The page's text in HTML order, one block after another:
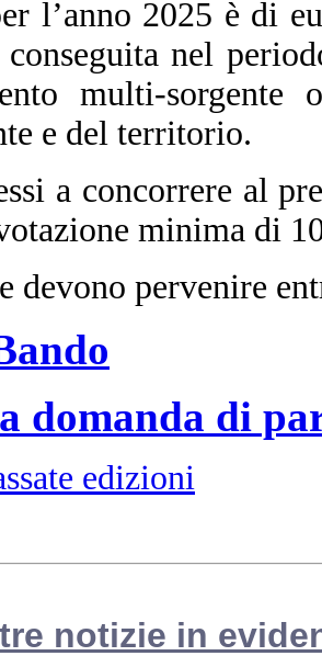
l’anno 2025 è di
conseguita nel
multi-
e del territorio.
a concorrere al
minima di
devono pervenire
domanda di
edizioni
notizie in